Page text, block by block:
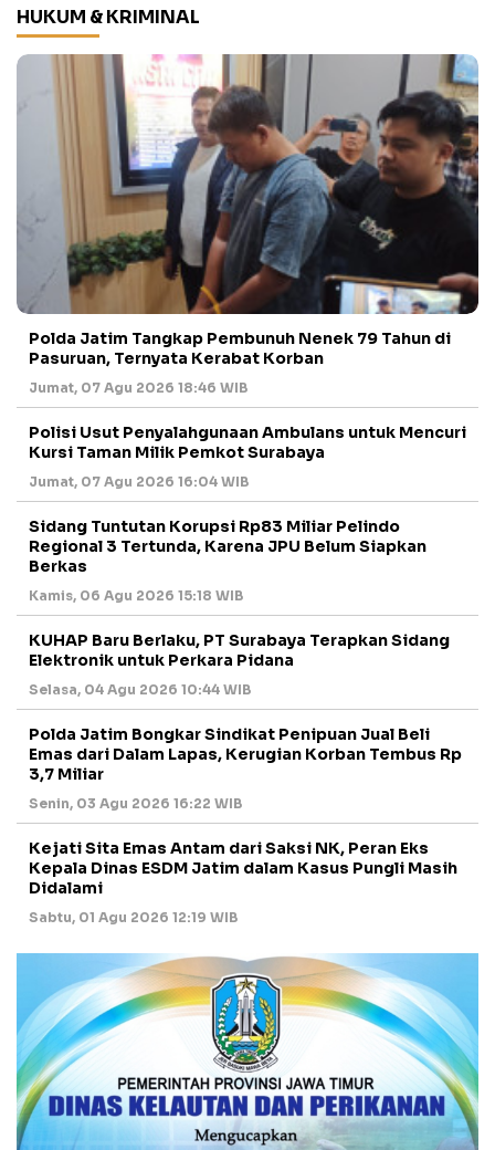
HUKUM & KRIMINAL
Polda Jatim Tangkap Pembunuh Nenek 79 Tahun di
Pasuruan, Ternyata Kerabat Korban
Jumat, 07 Agu 2026 18:46 WIB
Polisi Usut Penyalahgunaan Ambulans untuk Mencuri
Kursi Taman Milik Pemkot Surabaya
Jumat, 07 Agu 2026 16:04 WIB
Sidang Tuntutan Korupsi Rp83 Miliar Pelindo
Regional 3 Tertunda, Karena JPU Belum Siapkan
Berkas
Kamis, 06 Agu 2026 15:18 WIB
KUHAP Baru Berlaku, PT Surabaya Terapkan Sidang
Elektronik untuk Perkara Pidana
Selasa, 04 Agu 2026 10:44 WIB
Polda Jatim Bongkar Sindikat Penipuan Jual Beli
Emas dari Dalam Lapas, Kerugian Korban Tembus Rp
3,7 Miliar
Senin, 03 Agu 2026 16:22 WIB
Kejati Sita Emas Antam dari Saksi NK, Peran Eks
Kepala Dinas ESDM Jatim dalam Kasus Pungli Masih
Didalami
Sabtu, 01 Agu 2026 12:19 WIB